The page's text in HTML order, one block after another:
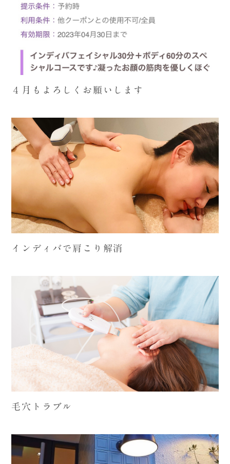
４月もよろしくお願いします
インディバで肩こり解消
毛穴トラブル